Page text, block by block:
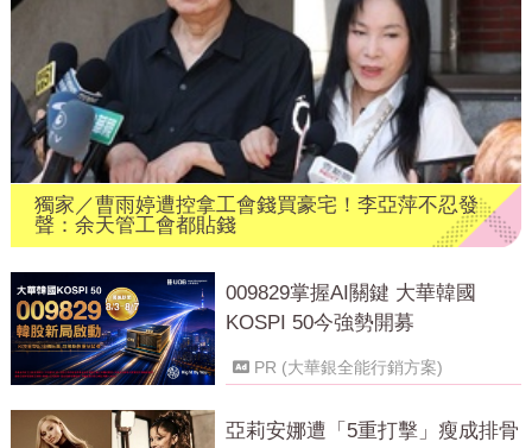
獨家／曹雨婷遭控拿工會錢買豪宅！李亞萍不忍發
聲：余天管工會都貼錢
009829掌握AI關鍵 大華韓國
KOSPI 50今強勢開募
PR (大華銀全能行銷方案)
亞莉安娜遭「5重打擊」瘦成排骨